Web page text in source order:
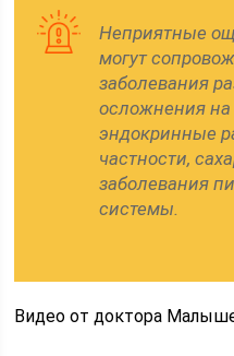
Неприятные
могут
заболевания
осложнения
эндокринные
частности,
заболевания
системы.
Видео от доктора